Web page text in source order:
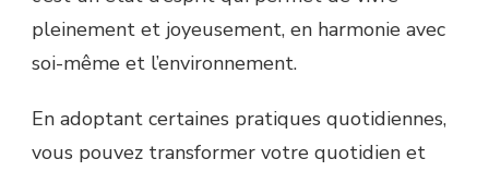
pleinement et joyeusement, en harmonie avec
soi-même et l’environnement.
En adoptant certaines pratiques quotidiennes,
vous pouvez transformer votre quotidien et